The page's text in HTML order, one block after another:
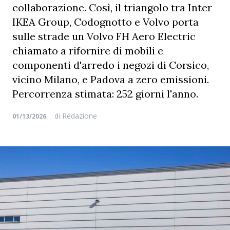
collaborazione. Così, il triangolo tra Inter
IKEA Group, Codognotto e Volvo porta
sulle strade un Volvo FH Aero Electric
chiamato a rifornire di mobili e
componenti d'arredo i negozi di Corsico,
vicino Milano, e Padova a zero emissioni.
Percorrenza stimata: 252 giorni l'anno.
01/13/2026 di Redazione